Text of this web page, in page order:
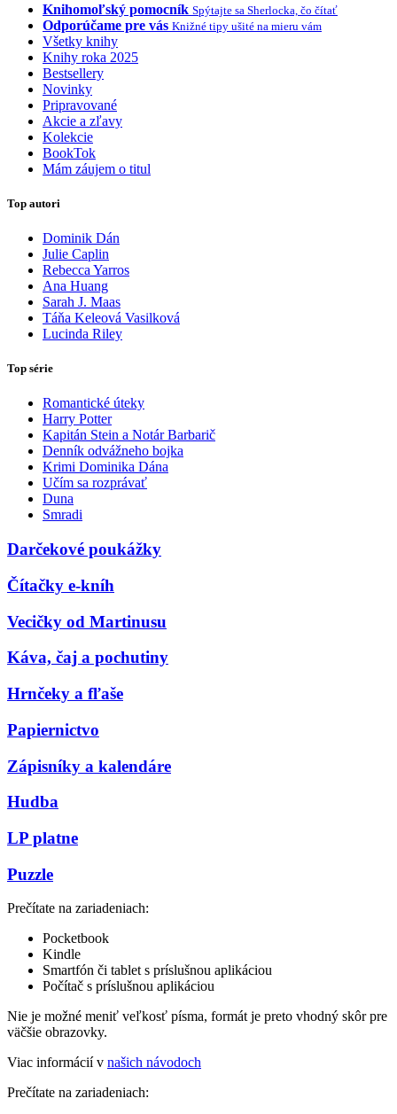
Knihomoľský pomocník Spýtajte sa Sherlocka, čo čítať
Odporúčame pre vás Knižné tipy ušité na mieru vám
Všetky knihy
Knihy roka 2025
Bestsellery
Novinky
Pripravované
Akcie a zľavy
Kolekcie
BookTok
Mám záujem o titul
Top autori
Dominik Dán
Julie Caplin
Rebecca Yarros
Ana Huang
Sarah J. Maas
Táňa Keleová Vasilková
Lucinda Riley
Top série
Romantické úteky
Harry Potter
Kapitán Stein a Notár Barbarič
Denník odvážneho bojka
Krimi Dominika Dána
Učím sa rozprávať
Duna
Smradi
Darčekové poukážky
Čítačky e-kníh
Vecičky od Martinusu
Káva, čaj a pochutiny
Hrnčeky a fľaše
Papiernictvo
Zápisníky a kalendáre
Hudba
LP platne
Puzzle
Prečítate na zariadeniach:
Pocketbook
Kindle
Smartfón či tablet s príslušnou aplikáciou
Počítač s príslušnou aplikáciou
Nie je možné meniť veľkosť písma, formát je preto vhodný skôr pre
väčšie obrazovky.
Viac informácií v našich návodoch
Prečítate na zariadeniach: